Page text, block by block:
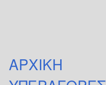
ΑΡΧΙΚΗ